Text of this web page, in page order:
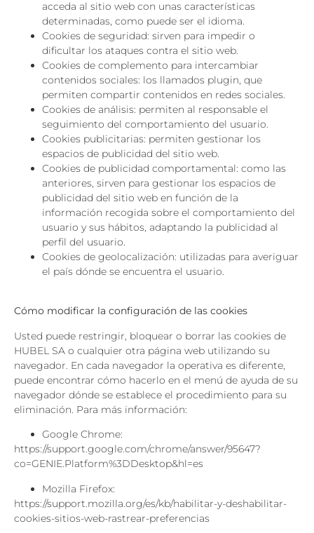
acceda al sitio web con unas características
determinadas, como puede ser el idioma.
Cookies de seguridad: sirven para impedir o
dificultar los ataques contra el sitio web.
Cookies de complemento para intercambiar
contenidos sociales: los llamados plugin, que
permiten compartir contenidos en redes sociales.
Cookies de análisis: permiten al responsable el
seguimiento del comportamiento del usuario.
Cookies publicitarias: permiten gestionar los
espacios de publicidad del sitio web.
Cookies de publicidad comportamental: como las
anteriores, sirven para gestionar los espacios de
publicidad del sitio web en función de la
información recogida sobre el comportamiento del
usuario y sus hábitos, adaptando la publicidad al
perfil del usuario.
Cookies de geolocalización: utilizadas para averiguar
el país dónde se encuentra el usuario.
Cómo modificar la configuración de las cookies
Usted puede restringir, bloquear o borrar las cookies de
HUBEL SA o cualquier otra página web utilizando su
navegador. En cada navegador la operativa es diferente,
puede encontrar cómo hacerlo en el menú de ayuda de su
navegador dónde se establece el procedimiento para su
eliminación. Para más información:
Google Chrome:
https://support.google.com/chrome/answer/95647?
co=GENIE.Platform%3DDesktop&hl=es
Mozilla Firefox:
https://support.mozilla.org/es/kb/habilitar-y-deshabilitar-
cookies-sitios-web-rastrear-preferencias